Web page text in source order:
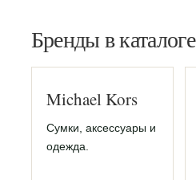
Бренды в каталоге
Michael Kors
Сумки, аксессуары и
одежда.